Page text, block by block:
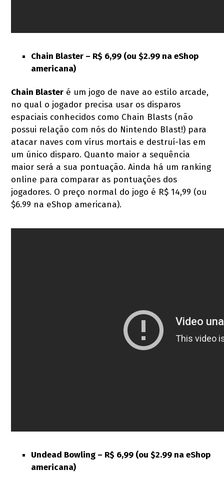
Chain Blaster – R$ 6,99 (ou $2.99 na eShop
americana)
Chain Blaster é um jogo de nave ao estilo arcade,
no qual o jogador precisa usar os disparos
espaciais conhecidos como Chain Blasts (não
possui relação com nós do Nintendo Blast!) para
atacar naves com vírus mortais e destruí-las em
um único disparo. Quanto maior a sequência
maior será a sua pontuação. Ainda há um ranking
online para comparar as pontuações dos
jogadores. O preço normal do jogo é R$ 14,99 (ou
$6.99 na eShop americana).
Undead Bowling – R$ 6,99 (ou $2.99 na eShop
americana)